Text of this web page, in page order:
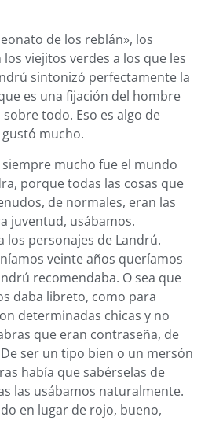
de los reblán», los
viejitos verdes a los que les
sintonizó perfectamente la
es una fijación del hombre
todo. Eso es algo de
mucho.
mucho fue el mundo
porque todas las cosas que
de normales, eran las
juventud, usábamos.
los personajes de Landrú.
veinte años queríamos
recomendaba. O sea que
daba libreto, como para
determinadas chicas y no
que eran contraseña, de
ser un tipo bien o un mersón
había que sabérselas de
las usábamos naturalmente.
en lugar de rojo, bueno,